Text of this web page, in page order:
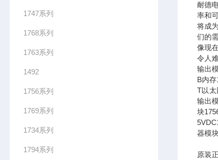
1747系列
1768系列
1763系列
1492
1756系列
1769系列
1734系列
1794系列
耐德
率和
将成
们的
像现
令人
输出
B内
T以太
输出
块
器模
原装